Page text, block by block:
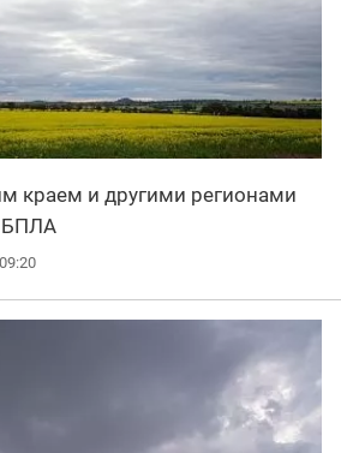
краем и другими регионами
БПЛА